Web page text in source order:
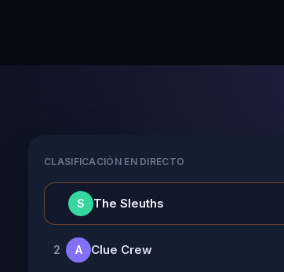
CLASIFICACIÓN EN DIRECTO
S The Sleuths
2 A Clue Crew